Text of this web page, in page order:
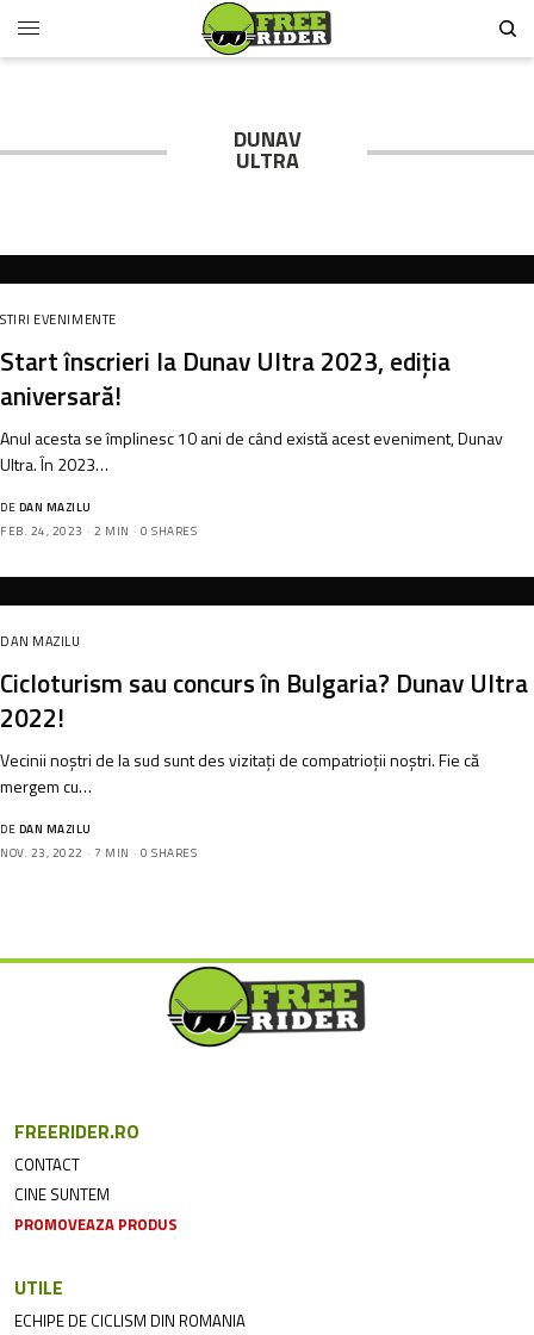
DUNAV
ULTRA
STIRI EVENIMENTE
Start înscrieri la Dunav Ultra 2023, ediția
aniversară!
Anul acesta se împlinesc 10 ani de când există acest eveniment, Dunav
Ultra. În 2023…
DE DAN MAZILU
FEB. 24, 2023
2 MIN 0 SHARES
DAN MAZILU
Cicloturism sau concurs în Bulgaria? Dunav Ultra
2022!
Vecinii noștri de la sud sunt des vizitați de compatrioții noștri. Fie că
mergem cu…
DE DAN MAZILU
NOV. 23, 2022
7 MIN 0 SHARES
FREERIDER.RO
CONTACT
CINE SUNTEM
PROMOVEAZA PRODUS
UTILE
ECHIPE DE CICLISM DIN ROMANIA